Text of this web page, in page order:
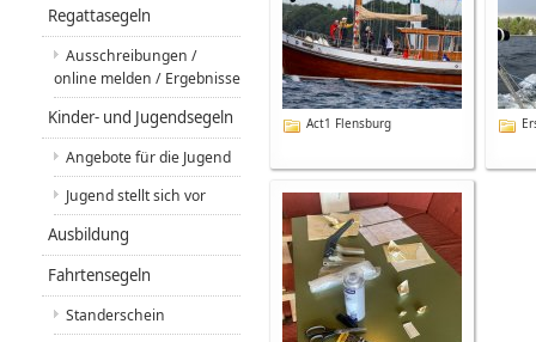
Act1 Flensburg
Regattasegeln
Ausschreibungen /
online melden / Ergebnisse
Kinder- und Jugendsegeln
Angebote für die Jugend
Jugend stellt sich vor
Ausbildung
Fahrtensegeln
Standerschein